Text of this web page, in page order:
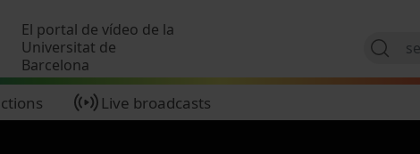
El portal de vídeo de la
Universitat de
Barcelona
Live broadcasts